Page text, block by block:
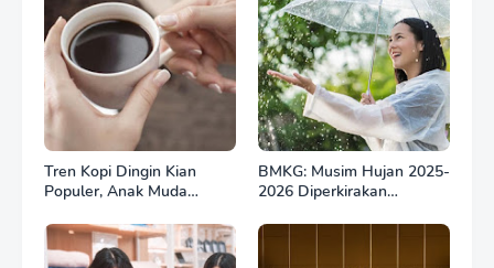
Tren Kopi Dingin Kian
Populer, Anak Muda
Nongkrong Sambil ‘Ngopi
Aesthetic
BMKG: Musim Hujan 2025-
2026 Diperkirakan
Februari 2026